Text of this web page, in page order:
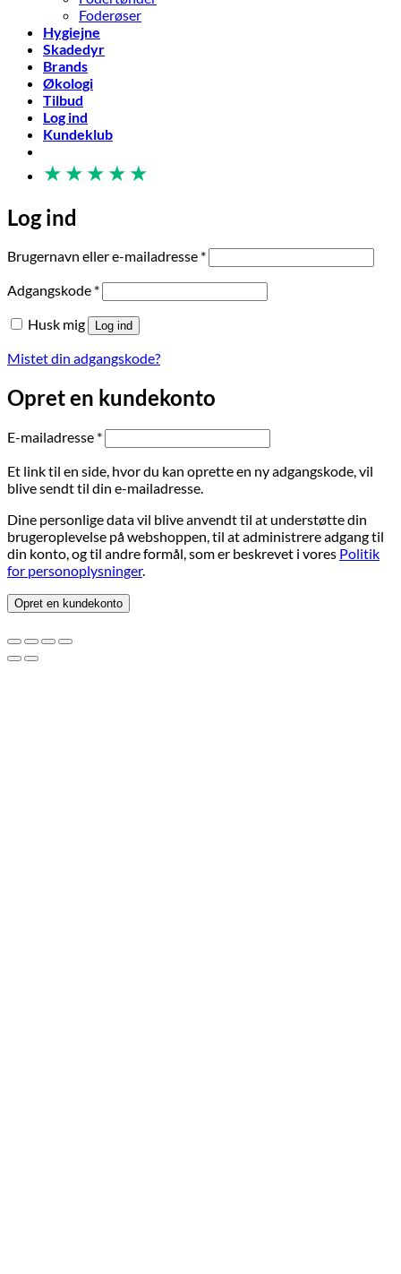
Foderøser
Hygiejne
Skadedyr
Brands
Økologi
Tilbud
Log ind
Kundeklub
★ ★ ★ ★ ★
Log ind
Brugernavn eller e-mailadresse *Påkrævet
Adgangskode *Påkrævet
Husk mig Log ind
Mistet din adgangskode?
Opret en kundekonto
E-mailadresse *Påkrævet
Et link til en side, hvor du kan oprette en ny adgangskode, vil
blive sendt til din e-mailadresse.
Dine personlige data vil blive anvendt til at understøtte din
brugeroplevelse på webshoppen, til at administrere adgang til
din konto, og til andre formål, som er beskrevet i vores Politik
for personoplysninger.
Opret en kundekonto